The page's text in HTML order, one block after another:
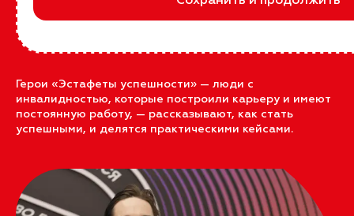
учиться и работать, часто не знают, с чего начать, как
выбрать профессию и учебное заведение, как
презентовать себя на собеседованиях, как влиться в
коллектив и выстроить свой карьерный путь.
Герои «Эстафеты успешности» — люди с
инвалидностью, которые построили карьеру и имеют
постоянную работу, — рассказывают, как стать
успешными, и делятся практическими кейсами.